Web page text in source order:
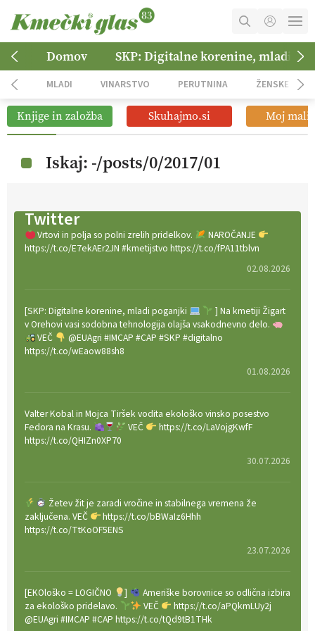
MOJ RAČUN
NAROČITE SE
OGLASNO TRŽENJE
Domov SKP: Digitalne korenine, mladi
MLADI VINARSTVO PERUTNINA ŽENSKE
Knjige in založba Skuhajmo.si Moj mali
Iskaj: -/posts/0/2017/01
Twitter
Vrtovi in polja so polni zrelih pridelkov.
NAROČANJE
https://t.co/E7ekAEr2JN #kmetijstvo https://t.co/fPA11tblvn
02.08.2026
[SKP: Digitalne korenine, mladi poganjki
] Na kmetiji Žigart
v Orehovi vasi sodobna tehnologija olajša vsakodnevno delo.
VEČ
@EUAgri #IMCAP #CAP #SKP #digitalno
https://t.co/wEaow88sh8
01.08.2026
Valter Kobal in Mojca Tiršek vodita ekološko vinsko posestvo
Fedora na Krasu.
VEČ
https://t.co/LaVojgKwfF
https://t.co/QHIZn0XP70
30.07.2026
Žetev žit je zaradi vročine in stabilnega vremena že
zaključena. VEČ
https://t.co/bBWaIz6Hhh
https://t.co/TtKoOF5ENS
23.07.2026
[EKOloško = LOGIČNO ]
Ameriške borovnice so odlična izbira
za ekološko pridelavo.
VEČ
https://t.co/aPQkmLUy2j
@EUAgri #IMCAP #CAP https://t.co/tQd9tB1THk